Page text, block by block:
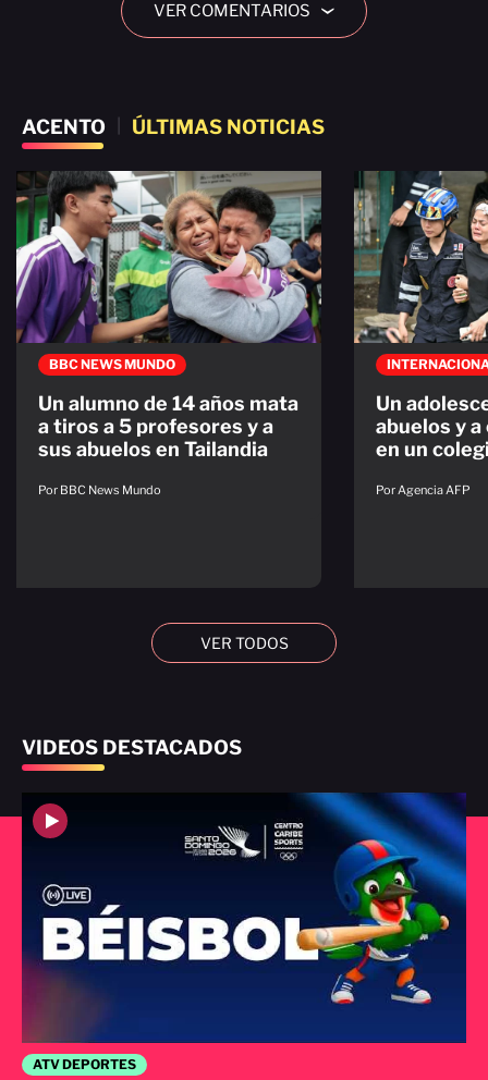
VER COMENTARIOS ›
ACENTO ÚLTIMAS NOTICIAS
BBC NEWS MUNDO
Un alumno de 14 años mata
a tiros a 5 profesores y a
sus abuelos en Tailandia
Por BBC News Mundo
Un
abuelos y
en un
Por Agencia AFP
VER TODOS
VIDEOS DESTACADOS
ATV DEPORTES